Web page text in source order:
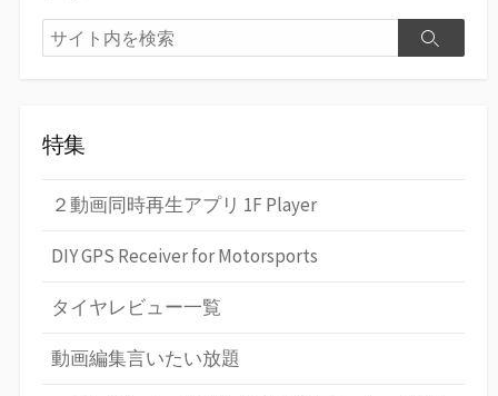
検
索
検
特集
２動画同時再生アプリ 1F Player
DIY GPS Receiver for Motorsports
タイヤレビュー一覧
動画編集言いたい放題